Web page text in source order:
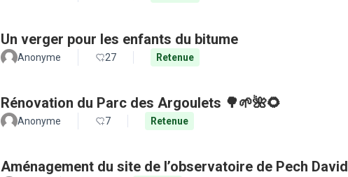
Un verger pour les enfants du bitume
Anonyme 27 Retenue
Rénovation du Parc des Argoulets 🌳🌱🌺🌻
Anonyme 7 Retenue
Aménagement du site de l’observatoire de Pech David